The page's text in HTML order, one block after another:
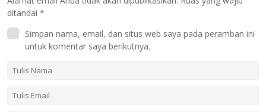
ditandai *
Simpan nama, email, dan situs web saya pada peramban ini
untuk komentar saya berikutnya.